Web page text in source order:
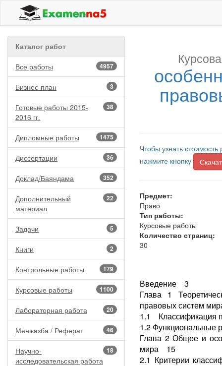
Каталог работ
4957
Все работы
3
Бизнес-план
38
Готовые работы 2015-
2016 гг.
1475
Дипломные работы
36
Диссертации
352
Доклад/Баяндама
22
Дополнительный
материал
5
Задачи
2
Книги
179
Контрольные работы
1100
Курсовые работы
20
Лабораторная работа
46
Мәнжазба / Реферат
18
Научно-
исследовательская работа
Чтобы узнать
нажмите кнопку
Предмет:
Право
Тип работы:
Курсовые работы
Количество страниц:
30
Введение 3
Глава 1
правовых систем
1.1 Классификация
1.2 Функциональные
Глава 2 Общее и
мира 15
2.1 Критерии